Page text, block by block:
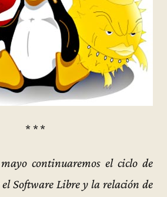
* * *
continuaremos el ciclo de
el Software Libre y la relación de